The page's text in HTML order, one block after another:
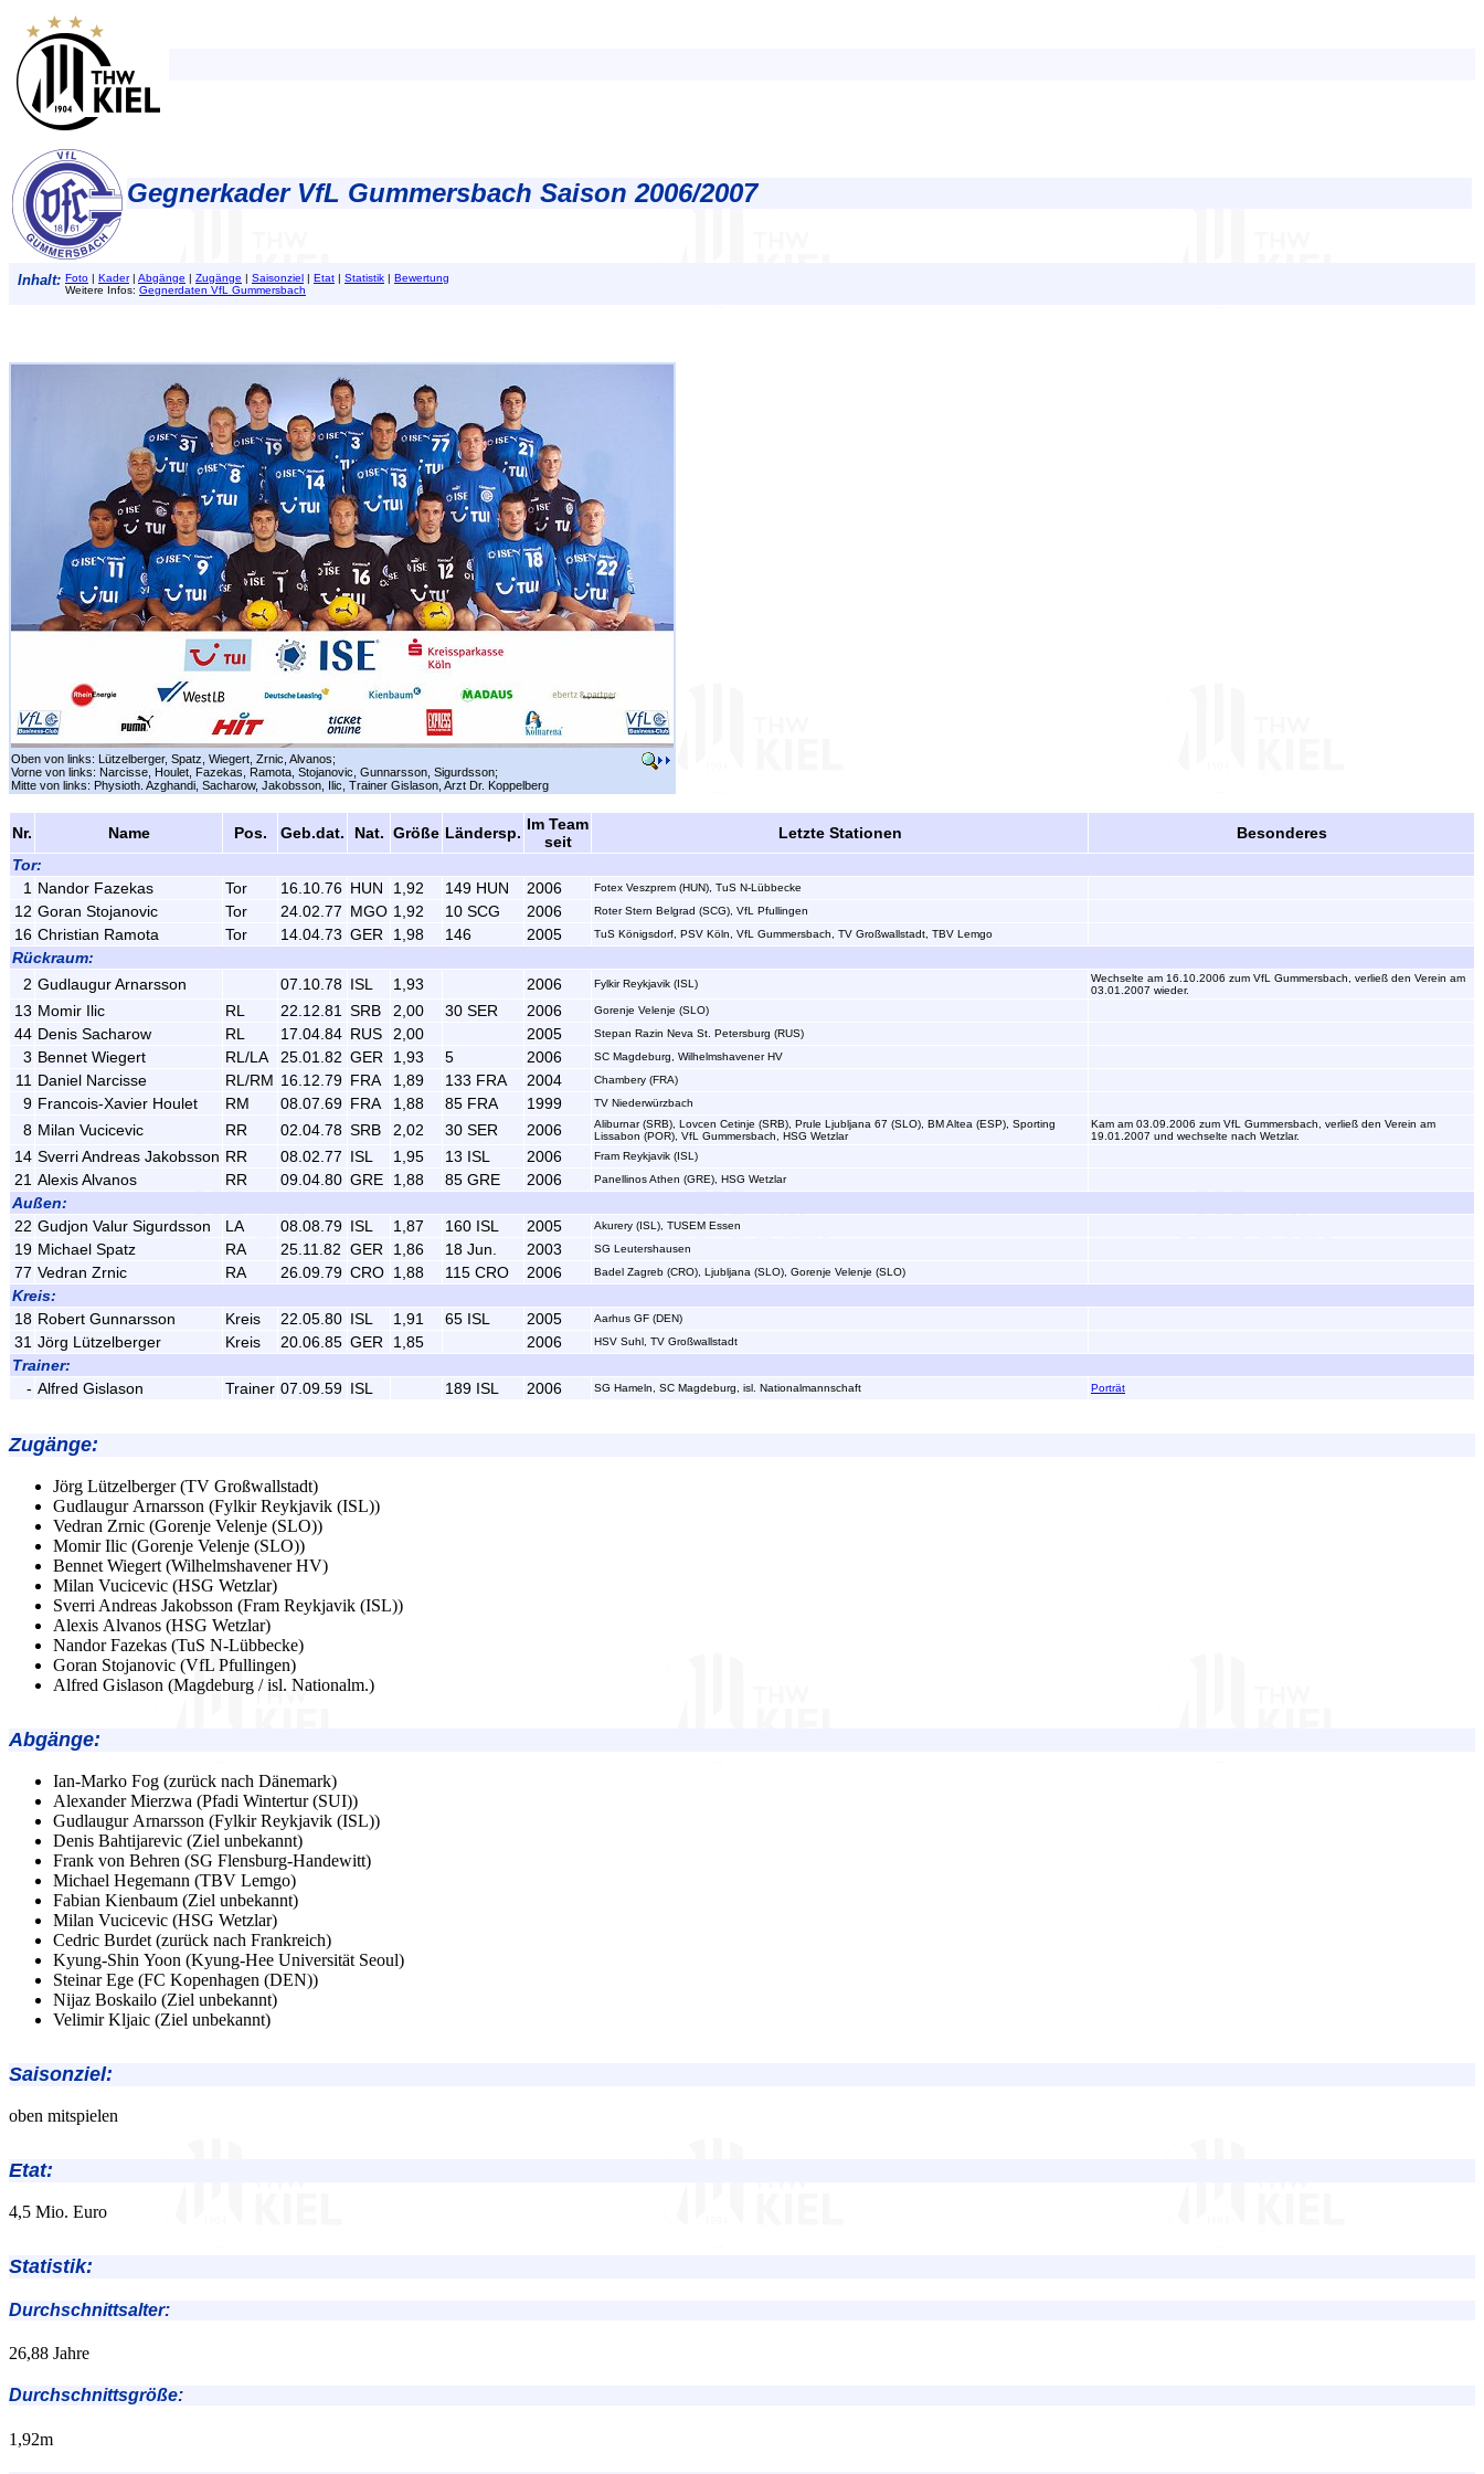
Gegnerkader VfL Gummersbach Saison 2006/2007
Inhalt: Foto | Kader| Abgänge | Zugänge | Saisonziel | Etat | Statistik | Bewertung
Weitere Infos: Gegnerdaten VfL Gummersbach
Oben von links: Lützelberger, Spatz, Wiegert, Zrnic, Alvanos;
Vorne von links: Narcisse, Houlet, Fazekas, Ramota, Stojanovic, Gunnarsson, Sigurdsson;
Mitte von links: Physioth. Azghandi, Sacharow, Jakobsson, Ilic, Trainer Gislason, Arzt Dr. Koppelberg
Nr. Name Pos. Geb.dat. Nat. Größe Ländersp. Im Team
seit
Letzte Stationen
Besonderes
Tor:
1 Nandor Fazekas Tor 16.10.76 HUN 1,92 149 HUN 2006 Fotex Veszprem (HUN), TuS N-Lübbecke
12 Goran Stojanovic Tor 24.02.77 MGO 1,92 10 SCG 2006 Roter Stern Belgrad (SCG), VfL Pfullingen
16 Christian Ramota Tor 14.04.73 GER 1,98 146 2005 TuS Königsdorf, PSV Köln, VfL Gummersbach, TV Großwallstadt, TBV Lemgo
Rückraum:
2 Gudlaugur Arnarsson 07.10.78 ISL 1,93 2006 Fylkir Reykjavik (ISL)
Wechselte am 16.10.2006 zum VfL Gummersbach, verließ den Verein am
03.01.2007 wieder.
13 Momir Ilic RL 22.12.81 SRB 2,00 30 SER 2006 Gorenje Velenje (SLO)
44 Denis Sacharow RL 17.04.84 RUS 2,00 2005 Stepan Razin Neva St. Petersburg (RUS)
3 Bennet Wiegert RL/LA 25.01.82 GER 1,93 5 2006 SC Magdeburg, Wilhelmshavener HV
11 Daniel Narcisse RL/RM 16.12.79 FRA 1,89 133 FRA 2004 Chambery (FRA)
9 Francois-Xavier Houlet RM 08.07.69 FRA 1,88 85 FRA 1999 TV Niederwürzbach
8 Milan Vucicevic RR 02.04.78 SRB 2,02 30 SER 2006
Aliburnar (SRB), Lovcen Cetinje (SRB), Prule Ljubljana 67 (SLO), BM Altea (ESP), Sporting
Lissabon (POR), VfL Gummersbach, HSG Wetzlar
Kam am 03.09.2006 zum VfL Gummersbach, verließ den Verein am
19.01.2007 und wechselte nach Wetzlar.
14 Sverri Andreas Jakobsson RR 08.02.77 ISL 1,95 13 ISL 2006 Fram Reykjavik (ISL)
21 Alexis Alvanos RR 09.04.80 GRE 1,88 85 GRE 2006 Panellinos Athen (GRE), HSG Wetzlar
Außen:
22 Gudjon Valur Sigurdsson LA 08.08.79 ISL 1,87 160 ISL 2005 Akurery (ISL), TUSEM Essen
19 Michael Spatz RA 25.11.82 GER 1,86 18 Jun. 2003 SG Leutershausen
77 Vedran Zrnic RA 26.09.79 CRO 1,88 115 CRO 2006 Badel Zagreb (CRO), Ljubljana (SLO), Gorenje Velenje (SLO)
Kreis:
18 Robert Gunnarsson Kreis 22.05.80 ISL 1,91 65 ISL 2005 Aarhus GF (DEN)
31 Jörg Lützelberger Kreis 20.06.85 GER 1,85 2006 HSV Suhl, TV Großwallstadt
Trainer:
- Alfred Gislason Trainer 07.09.59 ISL 189 ISL 2006 SG Hameln, SC Magdeburg, isl. Nationalmannschaft Porträt
Zugänge:
Jörg Lützelberger (TV Großwallstadt)
Gudlaugur Arnarsson (Fylkir Reykjavik (ISL))
Vedran Zrnic (Gorenje Velenje (SLO))
Momir Ilic (Gorenje Velenje (SLO))
Bennet Wiegert (Wilhelmshavener HV)
Milan Vucicevic (HSG Wetzlar)
Sverri Andreas Jakobsson (Fram Reykjavik (ISL))
Alexis Alvanos (HSG Wetzlar)
Nandor Fazekas (TuS N-Lübbecke)
Goran Stojanovic (VfL Pfullingen)
Alfred Gislason (Magdeburg / isl. Nationalm.)
Abgänge:
Ian-Marko Fog (zurück nach Dänemark)
Alexander Mierzwa (Pfadi Wintertur (SUI))
Gudlaugur Arnarsson (Fylkir Reykjavik (ISL))
Denis Bahtijarevic (Ziel unbekannt)
Frank von Behren (SG Flensburg-Handewitt)
Michael Hegemann (TBV Lemgo)
Fabian Kienbaum (Ziel unbekannt)
Milan Vucicevic (HSG Wetzlar)
Cedric Burdet (zurück nach Frankreich)
Kyung-Shin Yoon (Kyung-Hee Universität Seoul)
Steinar Ege (FC Kopenhagen (DEN))
Nijaz Boskailo (Ziel unbekannt)
Velimir Kljaic (Ziel unbekannt)
Saisonziel:
oben mitspielen
Etat:
4,5 Mio. Euro
Statistik:
Durchschnittsalter:
26,88 Jahre
Durchschnittsgröße:
1,92m